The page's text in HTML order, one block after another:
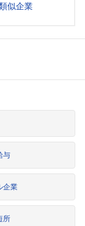
似企業
与
企業
所